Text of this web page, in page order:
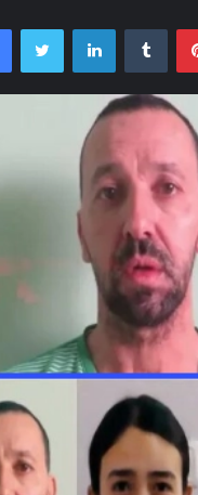
FacebookTwitter LinkedIn